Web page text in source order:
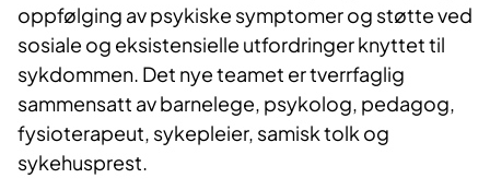
oppfølging av psykiske symptomer og støtte ved
sosiale og eksistensielle utfordringer knyttet til
sykdommen. Det nye teamet er tverrfaglig
sammensatt av barnelege, psykolog, pedagog,
fysioterapeut, sykepleier, samisk tolk og
sykehusprest.